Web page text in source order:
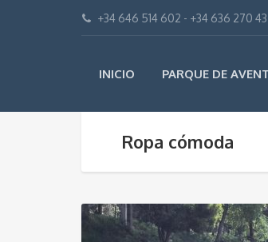
+34 646 514 602 - +34 636 270
INICIO PARQUE DE
Ropa cómoda